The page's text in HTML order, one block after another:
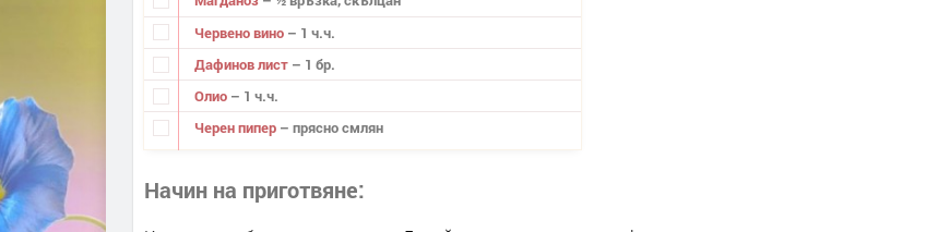
Червено вино – 1 ч.ч.
Дафинов лист – 1 бр.
Олио – 1 ч.ч.
Черен пипер – прясно смлян
Начин на приготвяне